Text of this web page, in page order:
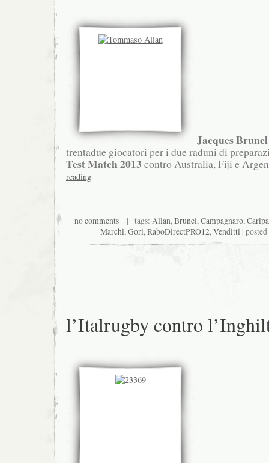
Jacques Brunel
trentadue giocatori per i due raduni di
Test Match 2013 contro Australia, Fiji e
reading
no comments | tags: Allan,Brunel,Campagnaro,
Marchi,Gori,RaboDirectPRO12,Venditti |
l’Italrugby contro